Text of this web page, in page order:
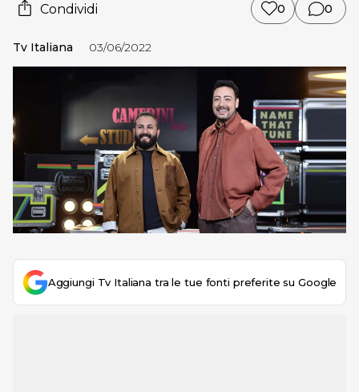
Condividi 0 0
Tv Italiana 03/06/2022
Aggiungi Tv Italiana tra le tue fonti preferite su Google